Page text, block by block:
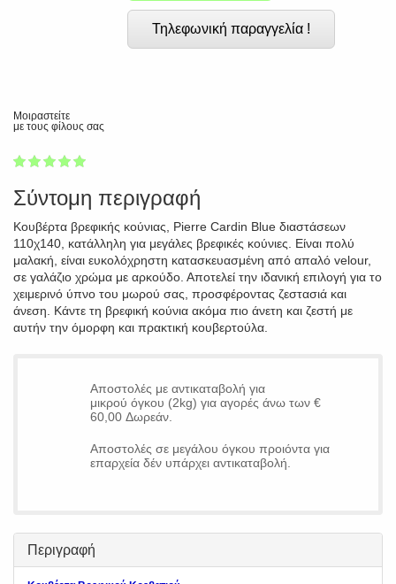
Τηλεφωνική παραγγελία !
Μοιραστείτε
με τους φίλους σας
1
2
3
4
5
Σύντομη περιγραφή
Κουβέρτα βρεφικής κούνιας, Pierre Cardin Blue διαστάσεων
110χ140, κατάλληλη για μεγάλες βρεφικές κούνιες. Είναι πολύ
μαλακή, είναι ευκολόχρηστη κατασκευασμένη από απαλό velour,
σε γαλάζιο χρώμα με αρκούδο. Αποτελεί την ιδανική επιλογή για το
χειμερινό ύπνο του μωρού σας, προσφέροντας ζεστασιά και
άνεση. Κάντε τη βρεφική κούνια ακόμα πιο άνετη και ζεστή με
αυτήν την όμορφη και πρακτική κουβερτούλα.
Αποστολές με αντικαταβολή για
μικρού όγκου (2kg) για αγορές άνω των €
60,00 Δωρεάν.
Αποστολές σε μεγάλου όγκου προιόντα για
επαρχεία δέν υπάρχει αντικαταβολή.
Περιγραφή